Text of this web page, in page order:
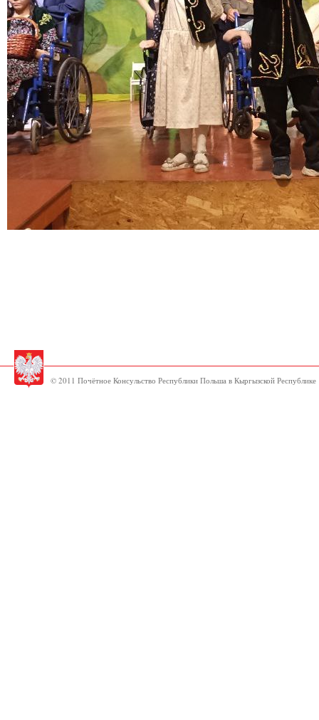
© 2011 Почётное Консульство Республики Польша в Кыргызской Республике